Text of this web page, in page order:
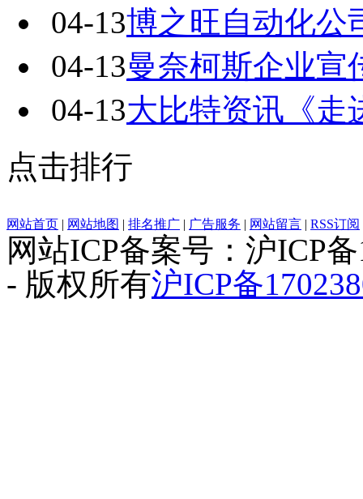
04-13博之旺自动化公
04-13曼奈柯斯企业宣
04-13大比特资讯《走
点击排行
网站首页 | 网站地图 | 排名推广 | 广告服务 | 网站留言 | RSS订阅
网站ICP备案号：沪ICP
- 版权所有沪ICP备